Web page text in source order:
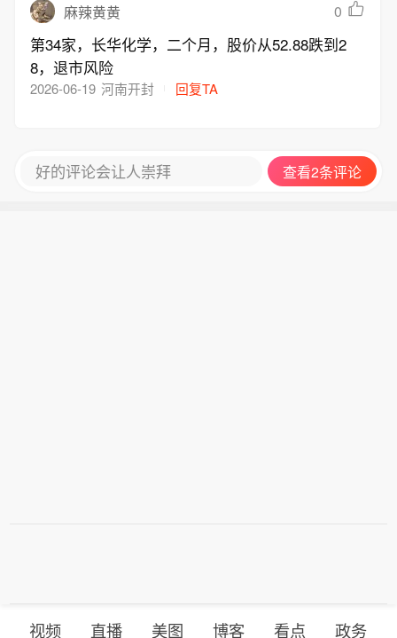
麻辣黄黄 0
第34家，长华化学，二个月，股价从52.88跌到2
8，退市风险
2026-06-19 河南开封 回复TA
好的评论会让人崇拜 查看2条评论
视频 直播 美图 博客 看点 政务